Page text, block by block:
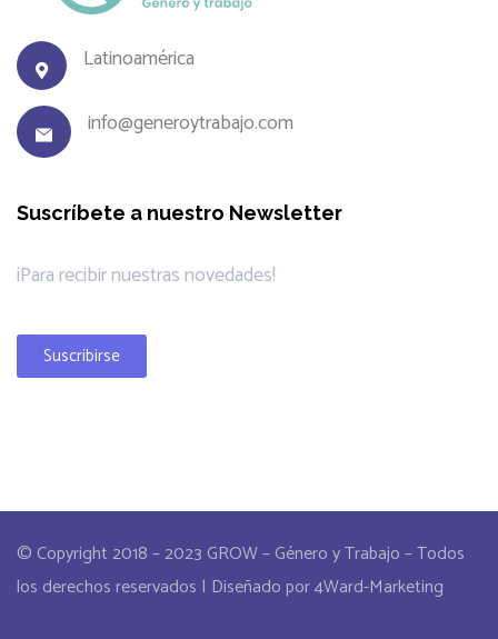
Latinoamérica
info@generoytrabajo.com
Suscríbete a nuestro Newsletter
¡Para recibir nuestras novedades!
Suscribirse
© Copyright 2018 – 2023 GROW – Género y Trabajo – Todos
los derechos reservados | Diseñado por 4Ward-Marketing